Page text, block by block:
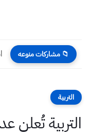
📁 مشاركات منوعه
التربية
التربية تُعلن